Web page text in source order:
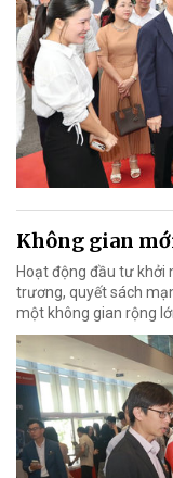
Không gian
Hoạt động đầu tư khởi
trương, quyết sách
một không gian rộng